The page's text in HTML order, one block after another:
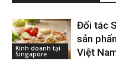
Kinh doanh tại
Singapore
Đối tác
sản
Việt